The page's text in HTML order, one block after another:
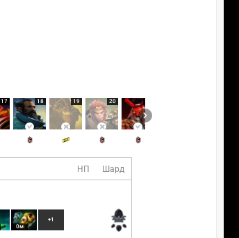
17 18 19 20
НП Шард
0м
+1